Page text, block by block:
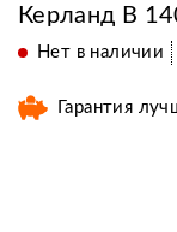
Керланд B
Нет в наличии
Гарантия